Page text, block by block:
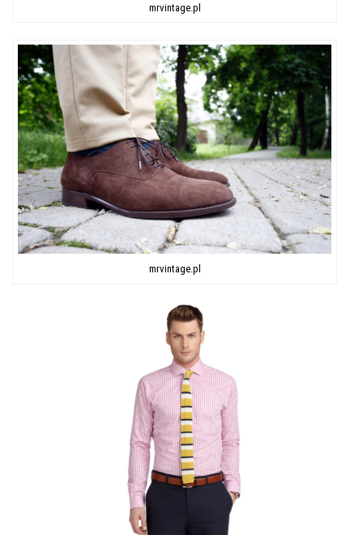
mrvintage.pl
mrvintage.pl